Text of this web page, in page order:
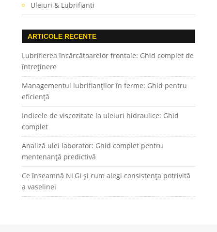
Uleiuri & Lubrifianti
ARTICOLE RECENTE
Lubrifierea încărcătoarelor frontale: Ghid complet de
întreținere
Managementul lubrifianților în ferme: Ghid pentru
eficiență
Indicele de viscozitate la uleiuri hidraulice: Ghid
complet
Analiză ulei laborator: Ghid complet pentru
mentenanță predictivă
Ce înseamnă NLGI și cum alegi consistența potrivită
a vaselinei